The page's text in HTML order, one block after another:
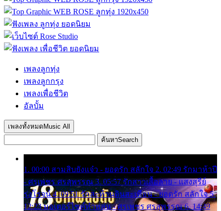
เพลงลูกทุ่ง
เพลงลูกกรุง
เพลงเพื่อชีวิต
อัลบั้ม
เพลงทั้งหมด Music All
ค้นหาSearch
1. 00:00 สามสิบยังแจ๋ว - ยอดรัก สลักใจ 2. 02:49 รักมาห้าปี
- ศรเพชร ศรสุพรรณ 3. 05:57 รักสาวเสื้อลาย - แสงสุรีย์
รุ่งโรจน์ 4. 09:51 รักสะท้านดินสะเทือน - ยอดรัก สลักใจ 5.
12:23 มอเตอร์ไซค์ทำหล่น - ศรเพชร ศรสุพรรณ 6. 14:49